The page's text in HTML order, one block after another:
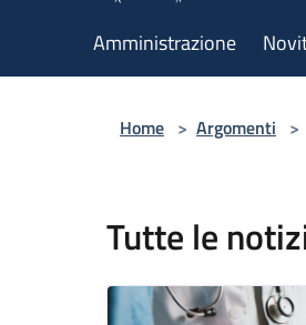
Amministrazione
Home > Argomenti >
Tutte le